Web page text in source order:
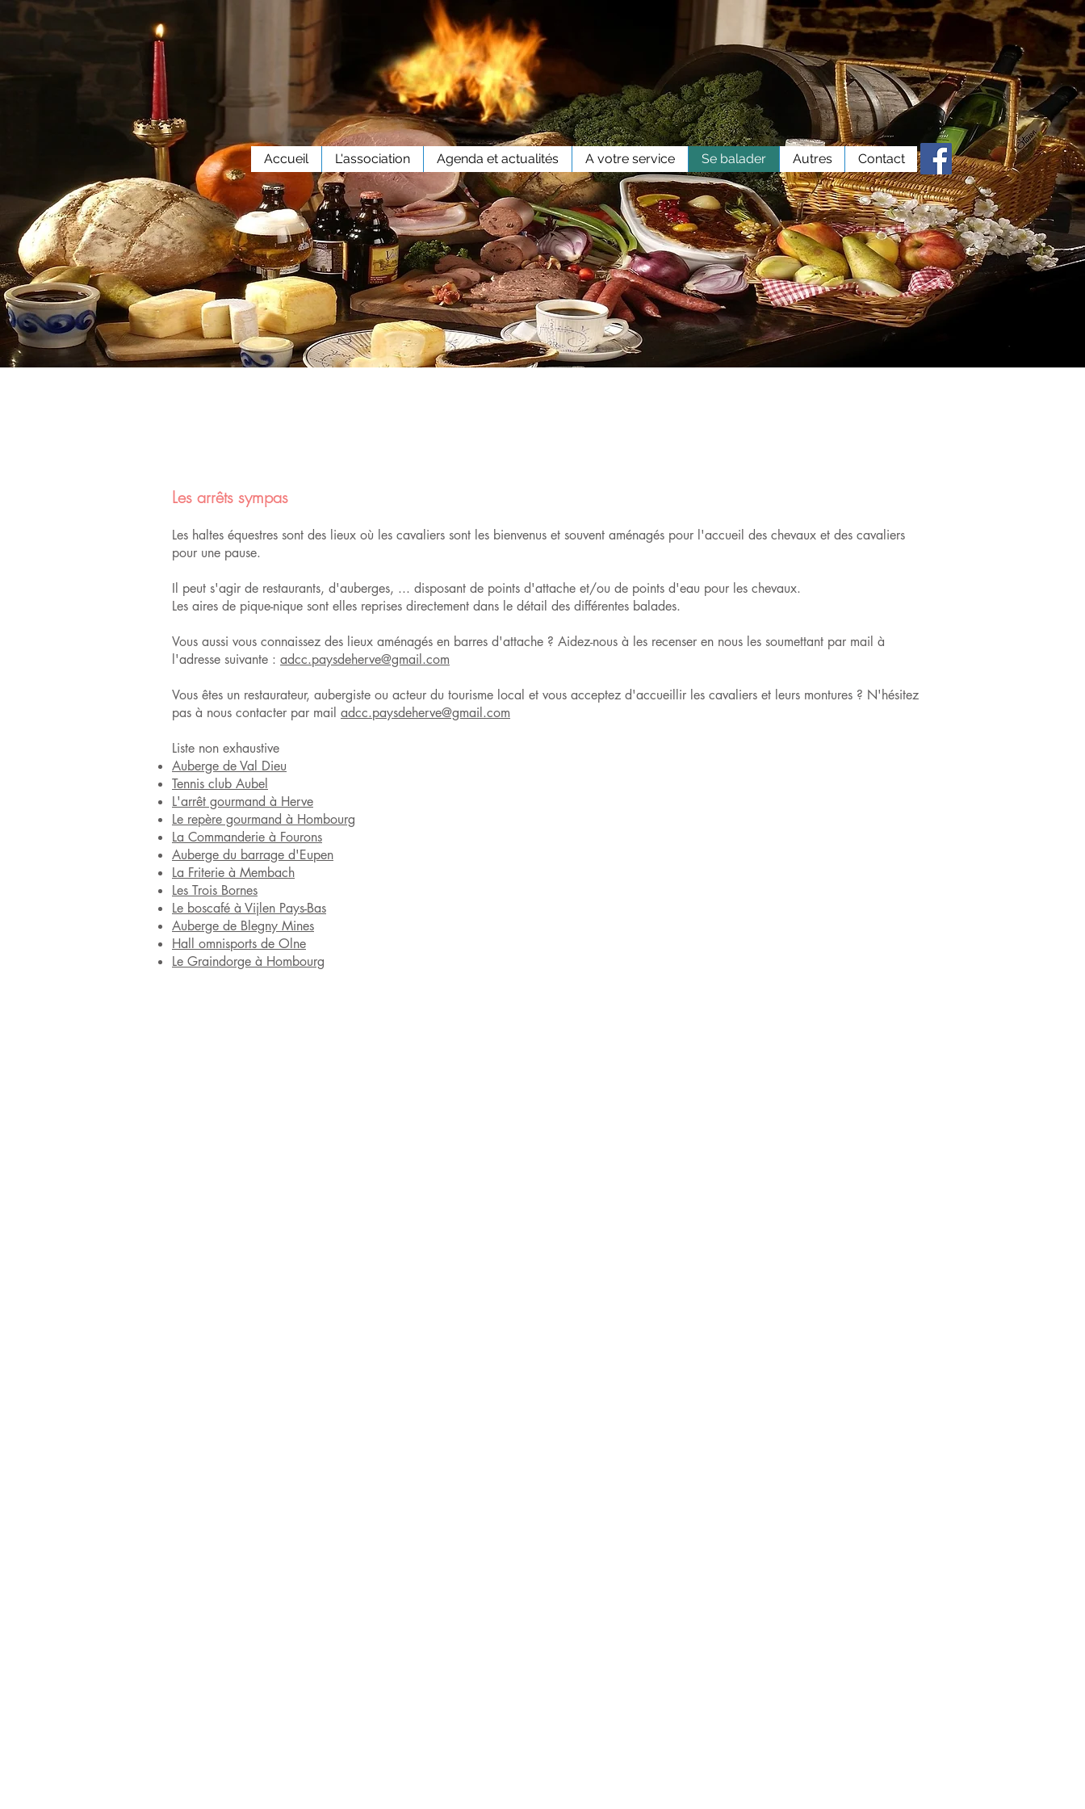
Accueil L'association Agenda et actualités A votre service Se balader Autres Contact
Les arrêts sympas
Les haltes équestres sont des lieux où les cavaliers sont les bienvenus et souvent aménagés pour l'accueil des chevaux et des cavaliers
pour une pause.
Il peut s'agir de restaurants, d'auberges, ... disposant de points d'attache et/ou de points d'eau pour les chevaux.
Les aires de pique-nique sont elles reprises directement dans le détail des différentes balades.
Vous aussi vous connaissez des lieux aménagés en barres d'attache ? Aidez-nous à les recenser en nous les soumettant par mail à
l'adresse suivante : adcc.paysdeherve@gmail.com
Vous êtes un restaurateur, aubergiste ou acteur du tourisme local et vous acceptez d'accueillir les cavaliers et leurs montures ? N'hésitez
pas à nous contacter par mail adcc.paysdeherve@gmail.com
Liste non exhaustive
Auberge de Val Dieu
Tennis club Aubel
L'arrêt gourmand à Herve
Le repère gourmand à Hombourg
La Commanderie à Fourons
Auberge du barrage d'Eupen
La Friterie à Membach
Les Trois Bornes
Le boscafé à Vijlen Pays-Bas
Auberge de Blegny Mines
Hall omnisports de Olne
Le Graindorge à Hombourg